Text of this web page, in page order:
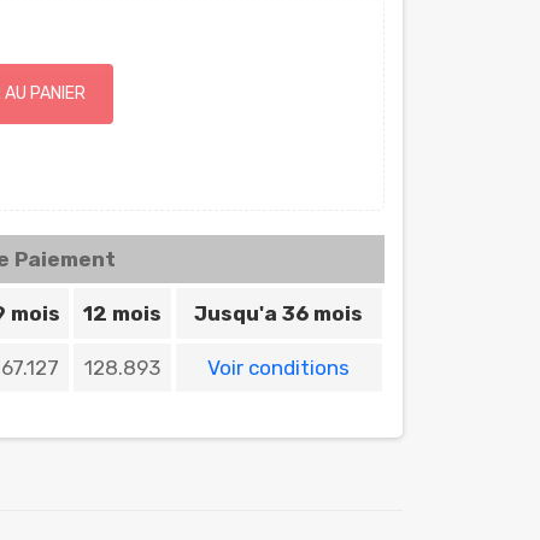
PANIER
Paiement
mois 12 mois Jusqu'a 36 mois
128.893 Voir conditions